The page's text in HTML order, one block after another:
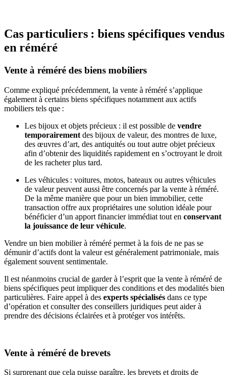
Cas particuliers : biens spécifiques vendus
en réméré
Vente à réméré des biens mobiliers
Comme expliqué précédemment, la vente à réméré s’applique
également à certains biens spécifiques notamment aux actifs
mobiliers tels que :
Les bijoux et objets précieux : il est possible de vendre
temporairement des bijoux de valeur, des montres de luxe,
des œuvres d’art, des antiquités ou tout autre objet précieux
afin d’obtenir des liquidités rapidement en s’octroyant le droit
de les racheter plus tard.
Les véhicules : voitures, motos, bateaux ou autres véhicules
de valeur peuvent aussi être concernés par la vente à réméré.
De la même manière que pour un bien immobilier, cette
transaction offre aux propriétaires une solution idéale pour
bénéficier d’un apport financier immédiat tout en conservant
la jouissance de leur véhicule.
Vendre un bien mobilier à réméré permet à la fois de ne pas se
démunir d’actifs dont la valeur est généralement patrimoniale, mais
également souvent sentimentale.
Il est néanmoins crucial de garder à l’esprit que la vente à réméré de
biens spécifiques peut impliquer des conditions et des modalités bien
particulières. Faire appel à des experts spécialisés dans ce type
d’opération et consulter des conseillers juridiques peut aider à
prendre des décisions éclairées et à protéger vos intérêts.
Vente à réméré de brevets
Si surprenant que cela puisse paraître, les brevets et droits de